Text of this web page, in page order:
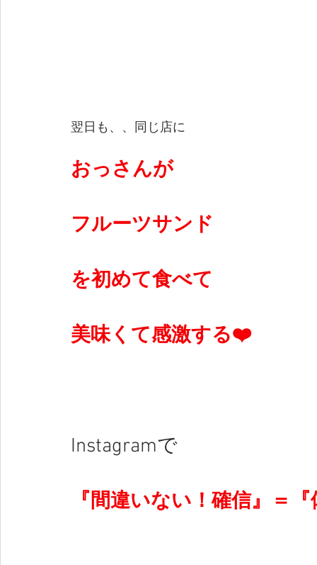
翌日も、、同じ店に
おっさんが
フルーツサンド
を初めて食べて
美味くて感激する❤️
Instagramで
『間違いない！確信』＝